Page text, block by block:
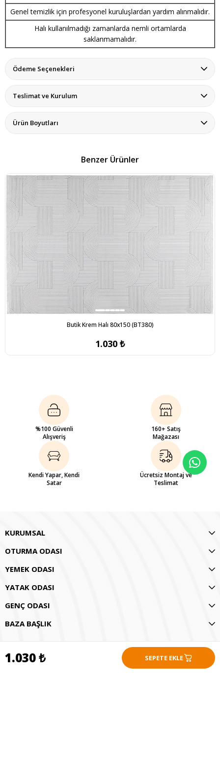
Genel temizlik için profesyonel kuruluşlardan yardım alınmalıdır.
Halı kullanılmadığı zamanlarda nemli ortamlarda
saklanmamalıdır.
Ödeme Seçenekleri
Teslimat ve Kurulum
Ürün Boyutları
Benzer Ürünler
Butik Krem Halı 80x150 (BT380)
1.030 ₺
1.030 ₺
%100 Güvenli
Alışveriş
160+ Satış
Mağazası
Kendi Yapar, Kendi
Satar
Ücretsiz Montaj ve
Teslimat
KURUMSAL
OTURMA ODASI
YEMEK ODASI
YATAK ODASI
GENÇ ODASI
BAZA BAŞLIK